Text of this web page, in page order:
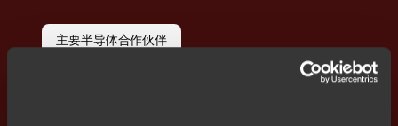
主要半导体合作伙伴